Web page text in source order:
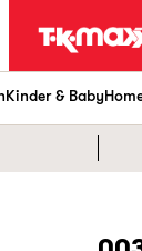
Kinder & Baby